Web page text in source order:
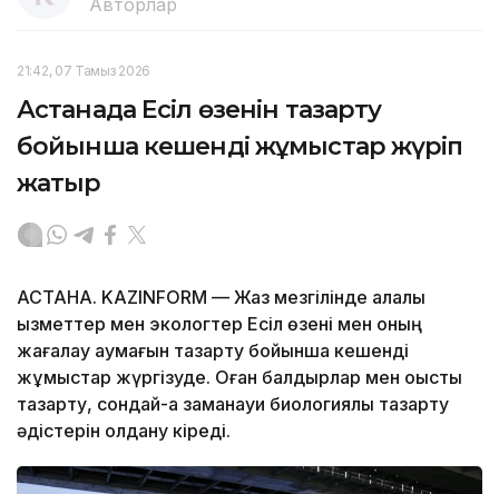
21:42, 07 Тамыз 2026
Астанада Есіл өзенін тазарту
бойынша кешенді жұмыстар жүріп
жатыр
АСТАНА. KAZINFORM — Жаз мезгілінде қалалық
қызметтер мен экологтер Есіл өзені мен оның
жағалау аумағын тазарту бойынша кешенді
жұмыстар жүргізуде. Оған балдырлар мен қоқысты
тазарту, сондай-ақ заманауи биологиялық тазарту
әдістерін қолдану кіреді.